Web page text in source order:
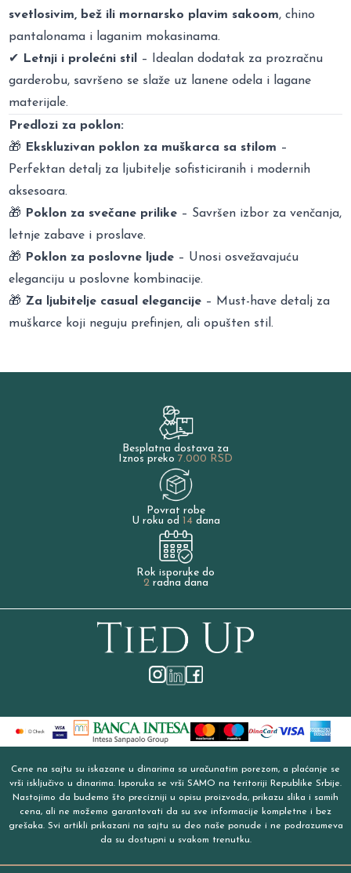
svetlosivim, bež ili mornarsko plavim sakoom, chino
pantalonama i laganim mokasinama.
✔
Letnji i prolećni stil
– Idealan dodatak za prozračnu
garderobu, savršeno se slaže uz lanene odela i lagane
materijale.
Predlozi za poklon:
🎁
Ekskluzivan poklon za muškarca sa stilom –
Perfektan detalj za ljubitelje sofisticiranih i modernih
aksesoara.
🎁
Poklon za svečane prilike – Savršen izbor za venčanja,
letnje zabave i proslave.
🎁
Poklon za poslovne ljude – Unosi osvežavajuću
eleganciju u poslovne kombinacije.
🎁 Za ljubitelje casual elegancije – Must-have detalj za
muškarce koji neguju prefinjen, ali opušten stil.
Besplatna dostava za
Iznos preko 7.000 RSD
Povrat robe
U roku od 14dana
Rok isporuke do
2radna dana
Cene na sajtu su iskazane u dinarima sa uračunatim porezom, a plaćanje se
vrši isključivo u dinarima. Isporuka se vrši SAMO na teritoriji Republike Srbije.
Nastojimo da budemo što precizniji u opisu proizvoda, prikazu slika i samih
cena, ali ne možemo garantovati da su sve informacije kompletne i bez
grešaka. Svi artikli prikazani na sajtu su deo naše ponude i ne podrazumeva
da su dostupni u svakom trenutku.